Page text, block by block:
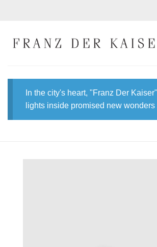
In the city's heart, "Franz Der
lights inside promised new